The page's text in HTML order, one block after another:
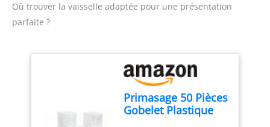
Où trouver la vaisselle adaptée pour une présentation
parfaite ?
Primasage 50 Pièces
Gobelet Plastique